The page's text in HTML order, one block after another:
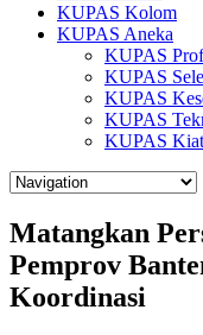
KUPAS Kolom
KUPAS Aneka
KUPAS
KUPAS
KUPAS
KUPAS
KUPAS Kiat
Matangkan
Pemprov
Koordinasi